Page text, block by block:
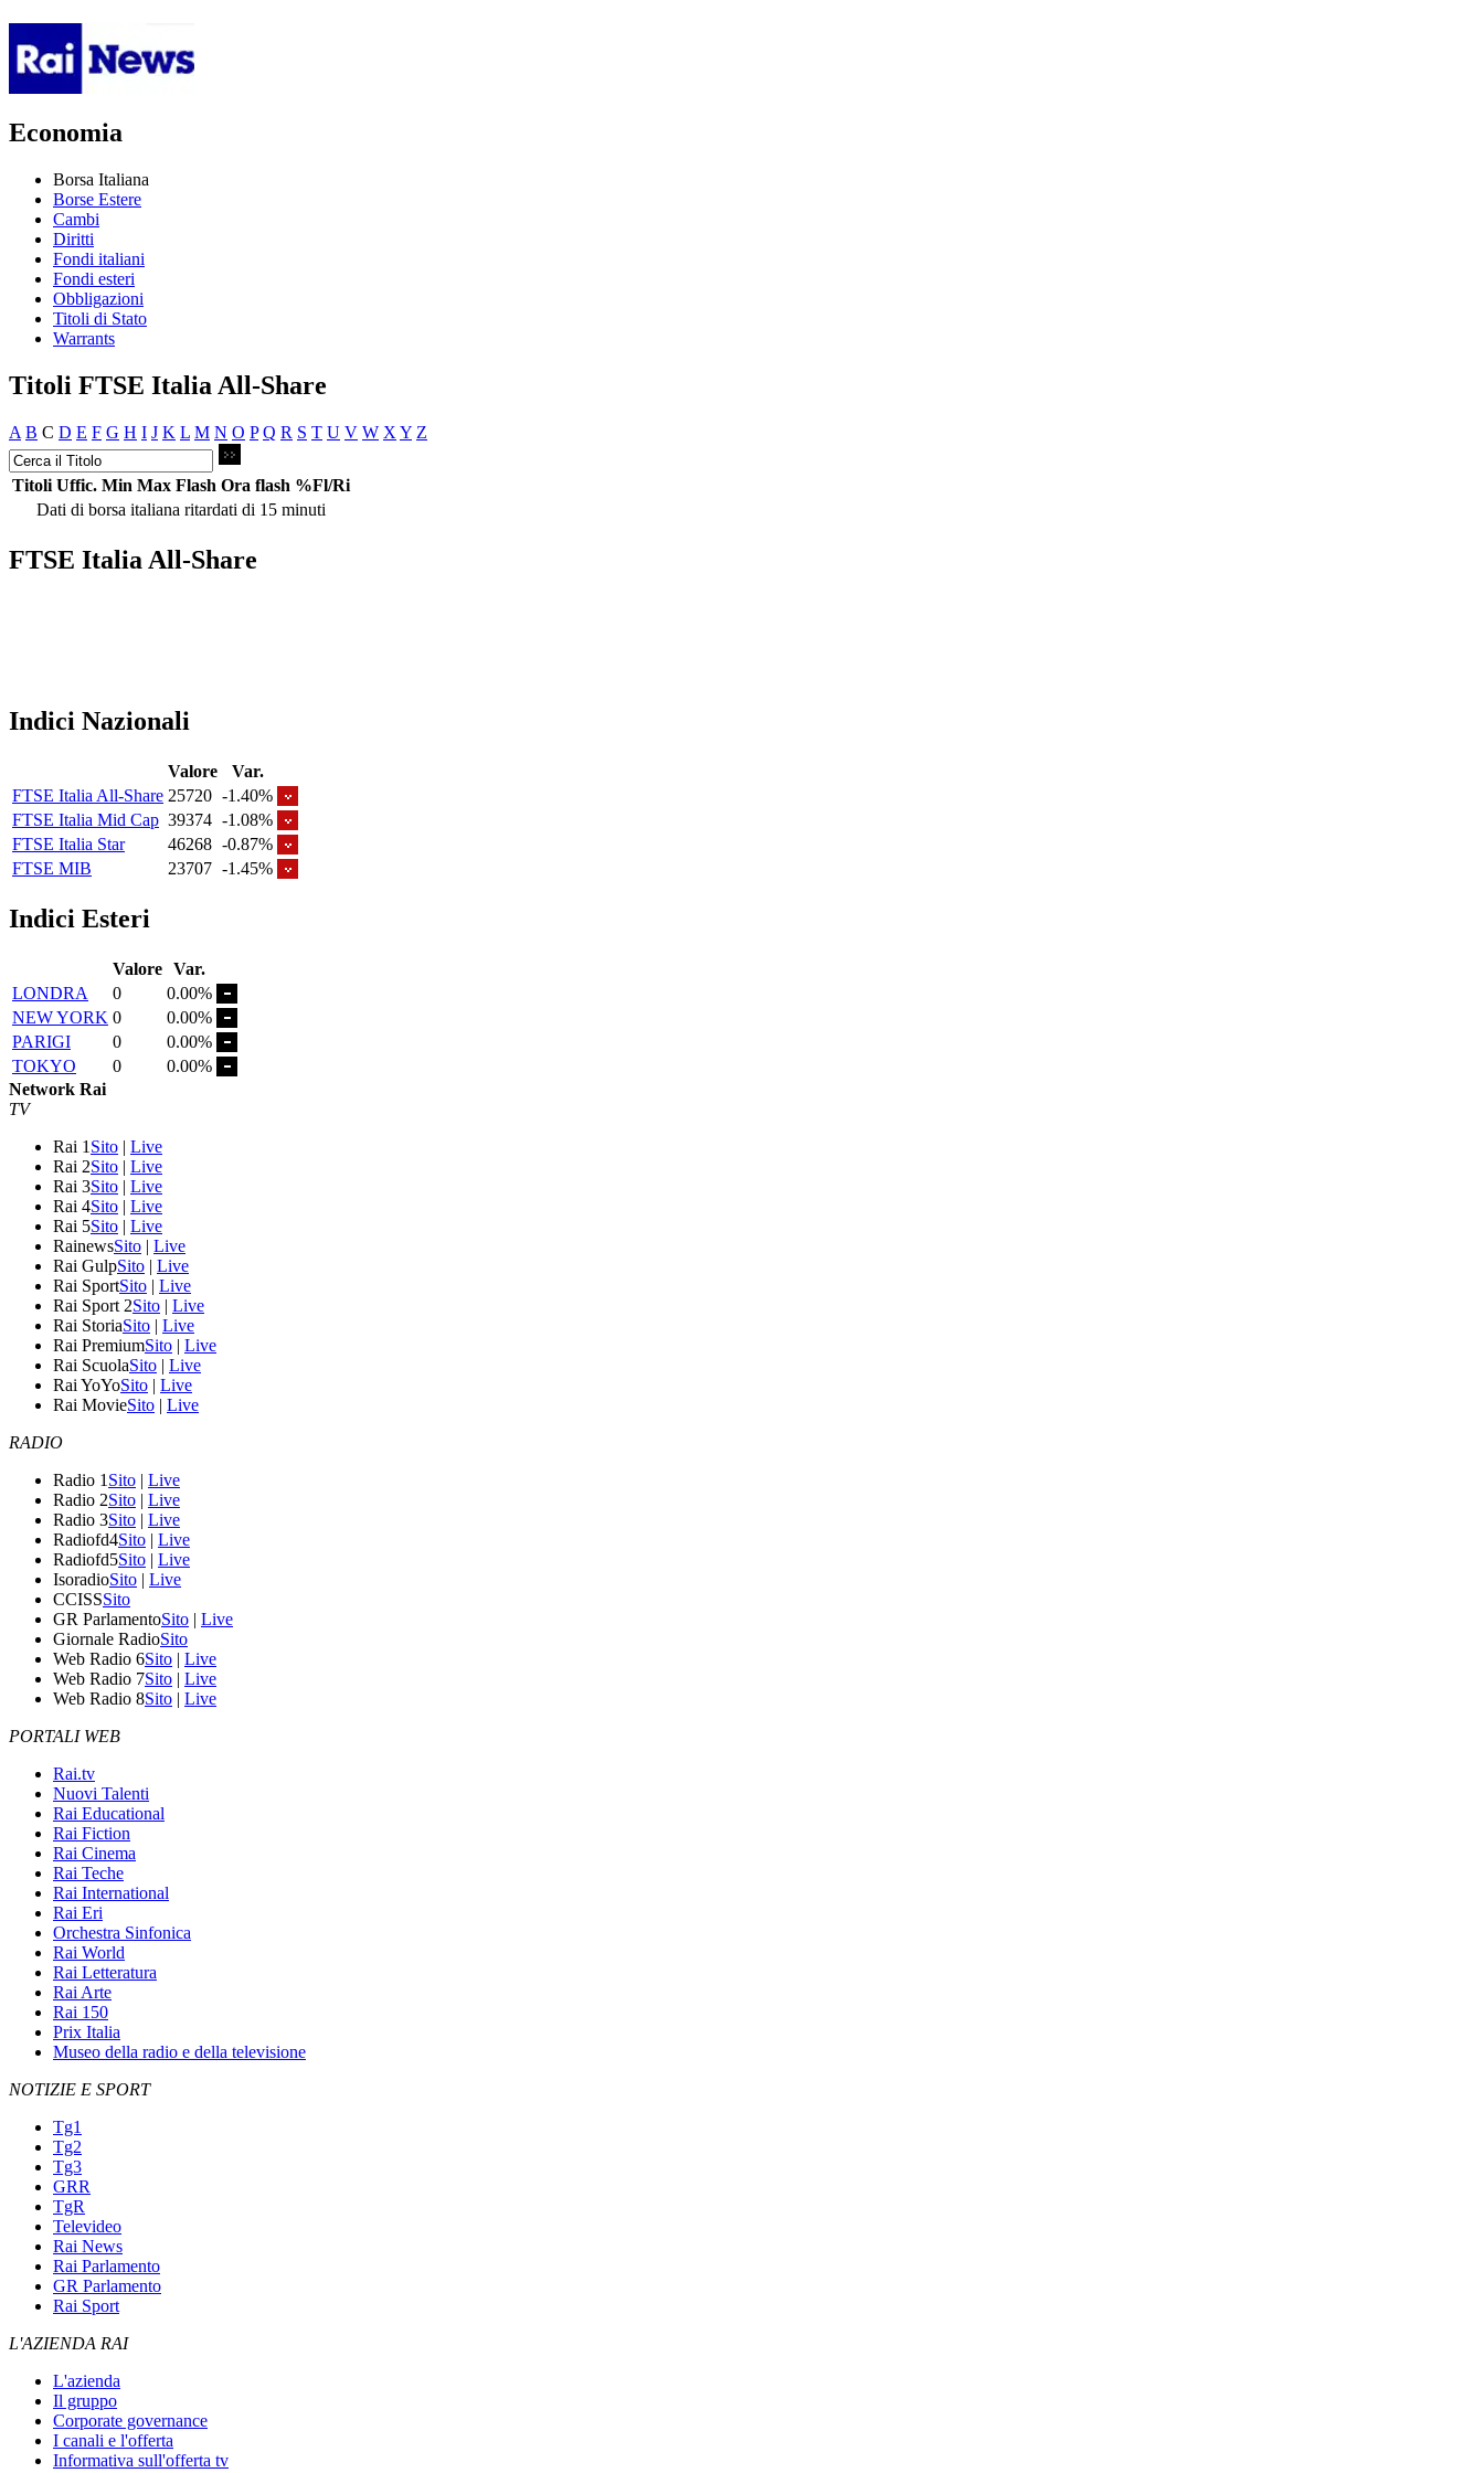
Economia
Borsa Italiana
Borse Estere
Cambi
Diritti
Fondi italiani
Fondi esteri
Obbligazioni
Titoli di Stato
Warrants
Titoli FTSE Italia All-Share
A B C D E F G H I J K L M N O P Q R S T U V W X Y Z
Titoli Uffic. Min Max Flash Ora flash %Fl/Ri
Dati di borsa italiana ritardati di 15 minuti
FTSE Italia All-Share
Indici Nazionali
Valore
Var.
FTSE Italia All-Share 25720 -1.40%
FTSE Italia Mid Cap 39374 -1.08%
FTSE Italia Star
46268 -0.87%
FTSE MIB
23707 -1.45%
Indici Esteri
Valore Var.
LONDRA
0
0.00%
NEW YORK 0
0.00%
PARIGI
0
0.00%
TOKYO
0
0.00%
Network Rai
TV
Rai 1 Sito | Live
Rai 2Sito | Live
Rai 3Sito | Live
Rai 4Sito | Live
Rai 5Sito | Live
RainewsSito | Live
Rai GulpSito | Live
Rai SportSito | Live
Rai Sport 2Sito | Live
Rai StoriaSito | Live
Rai PremiumSito | Live
Rai ScuolaSito | Live
Rai YoYoSito | Live
Rai MovieSito | Live
RADIO
Radio 1 Sito | Live
Radio 2Sito | Live
Radio 3Sito | Live
Radiofd4Sito | Live
Radiofd5Sito | Live
IsoradioSito | Live
CCISSSito
GR ParlamentoSito | Live
Giornale RadioSito
Web Radio 6Sito | Live
Web Radio 7Sito | Live
Web Radio 8Sito | Live
PORTALI WEB
Rai.tv
Nuovi Talenti
Rai Educational
Rai Fiction
Rai Cinema
Rai Teche
Rai International
Rai Eri
Orchestra Sinfonica
Rai World
Rai Letteratura
Rai Arte
Rai 150
Prix Italia
Museo della radio e della televisione
NOTIZIE E SPORT
Tg1
Tg2
Tg3
GRR
TgR
Televideo
Rai News
Rai Parlamento
GR Parlamento
Rai Sport
L'AZIENDA RAI
L'azienda
Il gruppo
Corporate governance
I canali e l'offerta
Informativa sull'offerta tv